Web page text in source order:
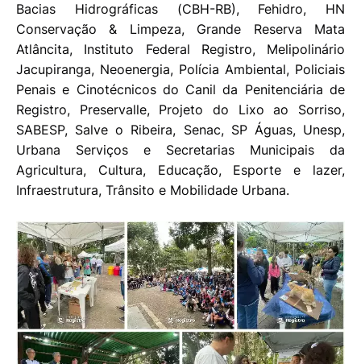
Bacias Hidrográficas (CBH-RB), Fehidro, HN
Conservação & Limpeza, Grande Reserva Mata
Atlâncita, Instituto Federal Registro, Melipolinário
Jacupiranga, Neoenergia, Polícia Ambiental, Policiais
Penais e Cinotécnicos do Canil da Penitenciária de
Registro, Preservalle, Projeto do Lixo ao Sorriso,
SABESP, Salve o Ribeira, Senac, SP Águas, Unesp,
Urbana Serviços e Secretarias Municipais da
Agricultura, Cultura, Educação, Esporte e lazer,
Infraestrutura, Trânsito e Mobilidade Urbana.